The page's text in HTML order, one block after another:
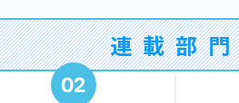
連載部
02